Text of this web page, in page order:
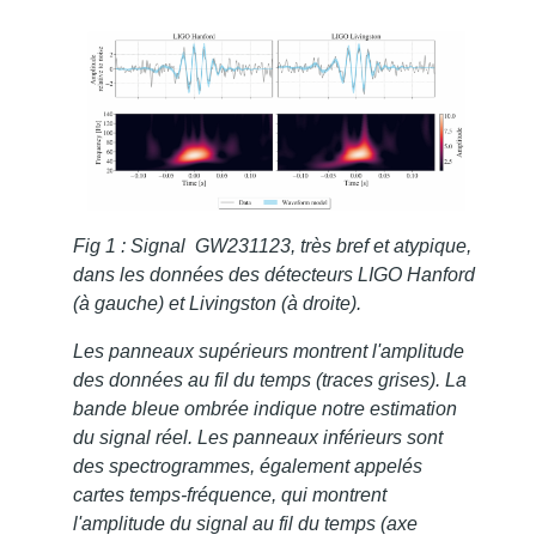
Fig 1 : Signal GW231123, très bref et atypique,
dans les données des détecteurs LIGO Hanford
(à gauche) et Livingston (à droite).
Les panneaux supérieurs montrent l'amplitude
des données au fil du temps (traces grises). La
bande bleue ombrée indique notre estimation
du signal réel. Les panneaux inférieurs sont
des spectrogrammes, également appelés
cartes temps-fréquence, qui montrent
l'amplitude du signal au fil du temps (axe